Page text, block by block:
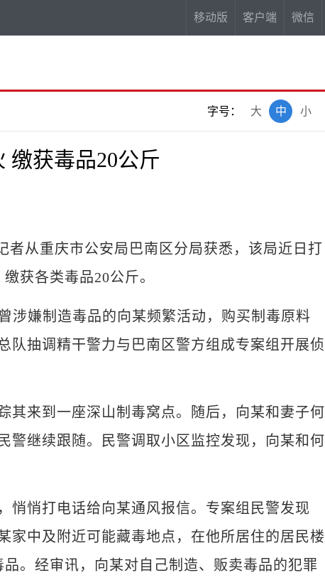
移动版 客户端 微信
字号： 小
中
大
缴获毒品20公斤
从重庆市公安局巴南区分局获悉，该局近日打
获各类毒品20公斤。
嫌制造毒品的向某频繁活动，购买制毒原料
队抽调精干警力与巴南区警方组成专案组开展侦
来到一座深山制毒窝点。随后，向某和妻子何
警继续跟随。民警调取小区监控发现，向某和何
悄打电话给向某通风报信。专案组民警发现
家中及附近可能藏毒地点，在他所居住的居民楼
。经审讯，向某对自己制造、贩卖毒品的犯罪